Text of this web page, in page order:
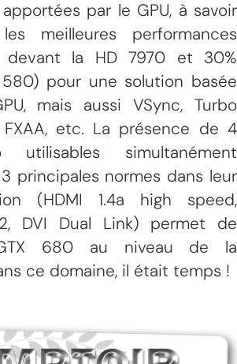
par le GPU, à savoir
meilleures performances
devant la HD 7970 et 30%
pour une solution basée
mais aussi VSync, Turbo
FXAA, etc. La présence de 4
simultanément
principales normes dans leur
(HDMI 1.4a high speed,
DVI Dual Link) permet de
680 au niveau de la
ce domaine, il était temps !